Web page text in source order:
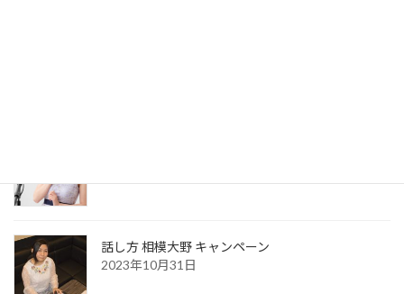
話し方 相模大野 キャンペーン
2023年10月31日